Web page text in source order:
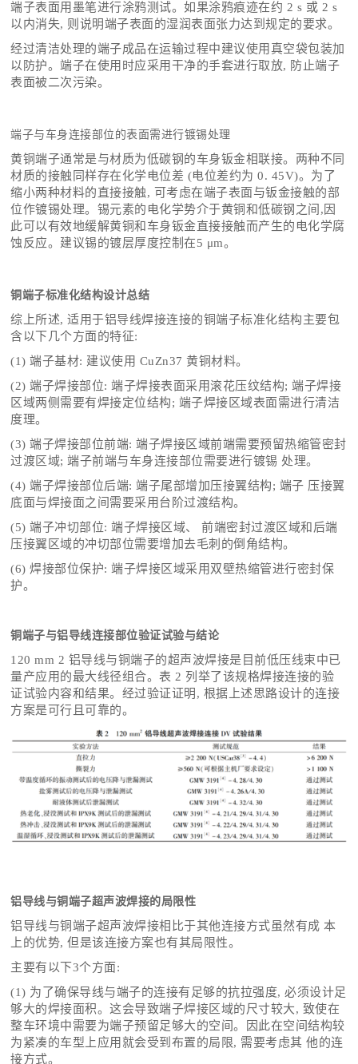
端子表面用墨笔进行涂鸦测试。如果涂鸦痕迹在约 2 s 或 2 s
以内消失, 则说明端子表面的湿润表面张力达到规定的要求。
经过清洁处理的端子成品在运输过程中建议使用真空袋包装加
以防护。端子在使用时应采用干净的手套进行取放, 防止端子
表面被二次污染。
端子与车身连接部位的表面需进行镀锡处理
黄铜端子通常是与材质为低碳钢的车身钣金相联接。两种不同
材质的接触同样存在化学电位差 (电位差约为 0. 45V)。为了
缩小两种材料的直接接触, 可考虑在端子表面与钣金接触的部
位作镀锡处理。锡元素的电化学势介于黄铜和低碳钢之间,因
此可以有效地缓解黄铜和车身钣金直接接触而产生的电化学腐
蚀反应。建议锡的镀层厚度控制在5 μm。
铜端子标准化结构设计总结
综上所述, 适用于铝导线焊接连接的铜端子标准化结构主要包
含以下几个方面的特征:
(1) 端子基材: 建议使用 CuZn37 黄铜材料。
(2) 端子焊接部位: 端子焊接表面采用滚花压纹结构; 端子焊接
区域两侧需要有焊接定位结构; 端子焊接区域表面需进行清洁
度理。
(3) 端子焊接部位前端: 端子焊接区域前端需要预留热缩管密封
过渡区域; 端子前端与车身连接部位需要进行镀锡 处理。
(4) 端子焊接部位后端: 端子尾部增加压接翼结构; 端子 压接翼
底面与焊接面之间需要采用台阶过渡结构。
(5) 端子冲切部位: 端子焊接区域、 前端密封过渡区域和后端
压接翼区域的冲切部位需要增加去毛刺的倒角结构。
(6) 焊接部位保护: 端子焊接区域采用双壁热缩管进行密封保
护。
铜端子与铝导线连接部位验证试验与结论
120 mm 2 铝导线与铜端子的超声波焊接是目前低压线束中已
量产应用的最大线径组合。表 2 列举了该规格焊接连接的验
证试验内容和结果。经过验证证明, 根据上述思路设计的连接
方案是可行且可靠的。
铝导线与铜端子超声波焊接的局限性
铝导线与铜端子超声波焊接相比于其他连接方式虽然有成 本
上的优势, 但是该连接方案也有其局限性。
主要有以下3个方面:
(1) 为了确保导线与端子的连接有足够的抗拉强度, 必须设计足
够大的焊接面积。这会导致端子焊接区域的尺寸较大, 致使在
整车环境中需要为端子预留足够大的空间。因此在空间结构较
为紧凑的车型上应用就会受到布置的局限, 需要考虑其 他的连
接方式。